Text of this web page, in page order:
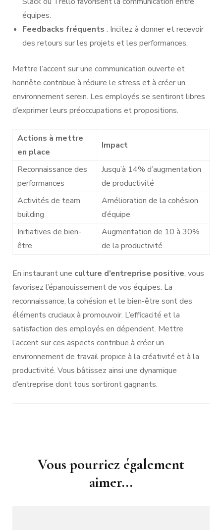
équipes.
Feedbacks fréquents : Incitez à donner et recevoir
des retours sur les projets et les performances.
Mettre l’accent sur une communication ouverte et
honnête contribue à réduire le stress et à créer un
environnement serein. Les employés se sentiront libres
d’exprimer leurs préoccupations et propositions.
Actions à mettre
en place
Impact
Reconnaissance des
performances
Jusqu’à 14% d’augmentation
de productivité
Activités de team
building
Amélioration de la cohésion
d’équipe
Initiatives de bien-
être
Augmentation de 10 à 30%
de la productivité
En instaurant une culture d’entreprise positive, vous
favorisez l’épanouissement de vos équipes. La
reconnaissance, la cohésion et le bien-être sont des
éléments cruciaux à promouvoir. L’efficacité et la
satisfaction des employés en dépendent. Mettre
l’accent sur ces aspects contribue à créer un
environnement de travail propice à la créativité et à la
productivité. Vous bâtissez ainsi une dynamique
d’entreprise dont tous sortiront gagnants.
Navigation
Vous pourriez également
aimer...